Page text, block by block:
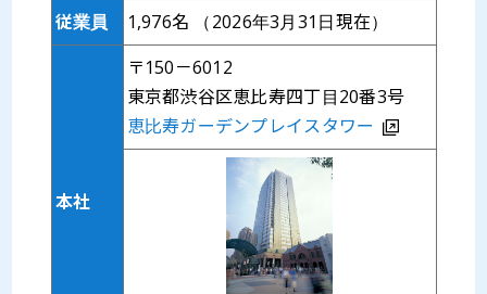
従業員
1,976名 （2026年3月31日現在）
本社
〒150－6012
東京都渋谷区恵比寿四丁目20番3号
恵比寿ガーデンプレイスタワー